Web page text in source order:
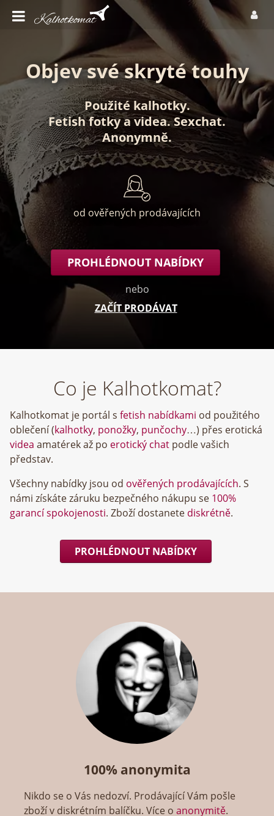
Objev své skryté touhy
Použité kalhotky.
Fetish fotkyavidea.Sexchat.
Anonymně.
od ověřených prodávajících
PROHLÉDNOUT NABÍDKY
nebo
ZAČÍT PRODÁVAT
Co je Kalhotkomat?
Kalhotkomat je portál s fetish nabídkami od použitého
oblečení (kalhotky, ponožky, punčochy…) přes erotická
videa amatérek až po erotický chat podle vašich
představ.
Všechny nabídky jsou od ověřených prodávajících. S
námi získáte záruku bezpečného nákupu se 100%
garancí spokojenosti. Zboží dostanete diskrétně.
PROHLÉDNOUT NABÍDKY
100% anonymita
Nikdo se o Vás nedozví. Prodávající Vám pošle
zboží v diskrétním balíčku. Více oanonymitě.